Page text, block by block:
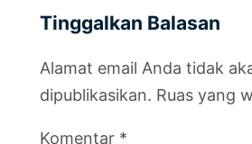
Tinggalkan Balasan
Alamat email Anda tidak
dipublikasikan. Ruas yang
Komentar *